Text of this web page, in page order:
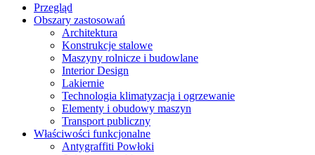
Przegląd
Obszary zastosowań
Architektura
Konstrukcje stalowe
Maszyny rolnicze i budowlane
Interior Design
Lakiernie
Technologia klimatyzacja i ogrzewanie
Elementy i obudowy maszyn
Transport publiczny
Właściwości funkcjonalne
Antygraffiti Powłoki